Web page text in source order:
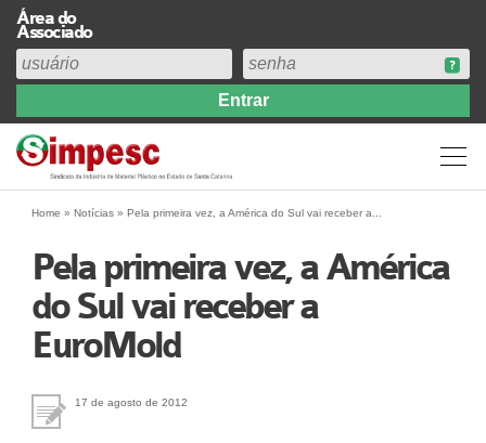
Área do
Associado
Institucional
Perfil
Diretoria
Abrangência
Contribuição Sindical 2026
Acervo
Central de Comunicação
Links
Home » Notícias » Pela primeira vez, a América do Sul vai receber a...
Pela primeira vez, a América
do Sul vai receber a
EuroMold
17 de agosto de 2012